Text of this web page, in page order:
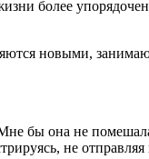
более
новыми,
бы она не
не